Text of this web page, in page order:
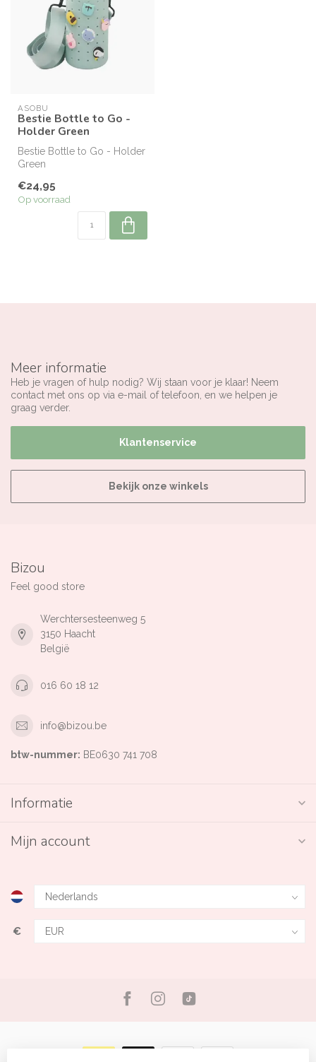
ASOBU
Bestie Bottle to Go -
Holder Green
Bestie Bottle to Go - Holder
Green
€24,95
Op voorraad
Meer informatie
Heb je vragen of hulp nodig? Wij staan voor je klaar! Neem
contact met ons op via e-mail of telefoon, en we helpen je
graag verder.
Klantenservice
Bekijk onze winkels
Bizou
Feel good store
Werchtersesteenweg 5
3150 Haacht
België
016 60 18 12
info@bizou.be
btw-nummer: BE0630 741 708
Informatie
Mijn account
€